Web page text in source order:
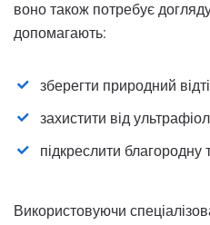
воно також потребує
допомагають:
зберегти природний
захистити від
підкреслити благородну
Використовуючи